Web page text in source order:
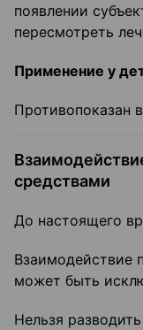
появлении
пересмотреть
Применение у
Противопоказан
средствами
До настоящего
Взаимодействие
может быть
Нельзя